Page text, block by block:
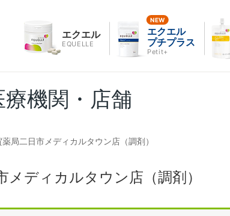
エクエル
EQUELLE
エクエル
プチプラス
Petit+
機関・店舗
薬局二日市メディカルタウン店（調剤）
メディカルタウン店（調剤）